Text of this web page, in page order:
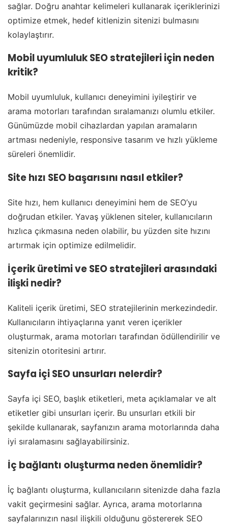
sağlar. Doğru anahtar kelimeleri kullanarak içeriklerinizi
optimize etmek, hedef kitlenizin sitenizi bulmasını
kolaylaştırır.
Mobil uyumluluk SEO stratejileri için neden
kritik?
Mobil uyumluluk, kullanıcı deneyimini iyileştirir ve
arama motorları tarafından sıralamanızı olumlu etkiler.
Günümüzde mobil cihazlardan yapılan aramaların
artması nedeniyle, responsive tasarım ve hızlı yükleme
süreleri önemlidir.
Site hızı SEO başarısını nasıl etkiler?
Site hızı, hem kullanıcı deneyimini hem de SEO’yu
doğrudan etkiler. Yavaş yüklenen siteler, kullanıcıların
hızlıca çıkmasına neden olabilir, bu yüzden site hızını
artırmak için optimize edilmelidir.
İçerik üretimi ve SEO stratejileri arasındaki
ilişki nedir?
Kaliteli içerik üretimi, SEO stratejilerinin merkezindedir.
Kullanıcıların ihtiyaçlarına yanıt veren içerikler
oluşturmak, arama motorları tarafından ödüllendirilir ve
sitenizin otoritesini artırır.
Sayfa içi SEO unsurları nelerdir?
Sayfa içi SEO, başlık etiketleri, meta açıklamalar ve alt
etiketler gibi unsurları içerir. Bu unsurları etkili bir
şekilde kullanarak, sayfanızın arama motorlarında daha
iyi sıralamasını sağlayabilirsiniz.
İç bağlantı oluşturma neden önemlidir?
İç bağlantı oluşturma, kullanıcıların sitenizde daha fazla
vakit geçirmesini sağlar. Ayrıca, arama motorlarına
sayfalarınızın nasıl ilişkili olduğunu göstererek SEO